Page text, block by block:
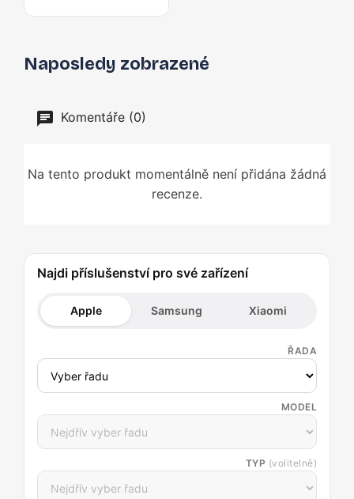
Naposledy zobrazené
Komentáře (0)
Na tento produkt momentálně není přidána žádná
recenze.
Najdi příslušenství pro své zařízení
Apple Samsung Xiaomi
ŘADA
MODEL
TYP (volitelně)